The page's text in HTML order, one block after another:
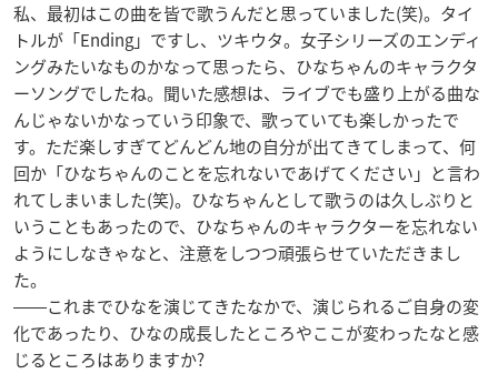
私、最初はこの曲を皆で歌うんだと思っていました(笑)。タイ
トルが「Ending」ですし、ツキウタ。女子シリーズのエンディ
ングみたいなものかなって思ったら、ひなちゃんのキャラクタ
ーソングでしたね。聞いた感想は、ライブでも盛り上がる曲な
んじゃないかなっていう印象で、歌っていても楽しかったで
す。ただ楽しすぎてどんどん地の自分が出てきてしまって、何
回か「ひなちゃんのことを忘れないであげてください」と言わ
れてしまいました(笑)。ひなちゃんとして歌うのは久しぶりと
いうこともあったので、ひなちゃんのキャラクターを忘れない
ようにしなきゃなと、注意をしつつ頑張らせていただきまし
た。
――これまでひなを演じてきたなかで、演じられるご自身の変
化であったり、ひなの成長したところやここが変わったなと感
じるところはありますか?